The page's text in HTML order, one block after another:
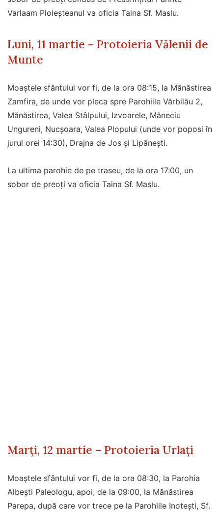
Varlaam Ploieșteanul va oficia Taina Sf. Maslu.
Luni, 11 martie – Protoieria Vălenii de
Munte
Moaștele sfântului vor fi, de la ora 08:15, la Mănăstirea
Zamfira, de unde vor pleca spre Parohiile Vărbilău 2,
Mănăstirea, Valea Stâlpului, Izvoarele, Măneciu
Ungureni, Nucșoara, Valea Plopului (unde vor poposi în
jurul orei 14:30), Drajna de Jos și Lipănești.
La ultima parohie de pe traseu, de la ora 17:00, un
sobor de preoți va oficia Taina Sf. Maslu.
Marți, 12 martie – Protoieria Urlați
Moaștele sfântului vor fi, de la ora 08:30, la Parohia
Albești Paleologu, apoi, de la 09:00, la Mănăstirea
Parepa, după care vor trece pe la Parohiile Inotești, Sf.